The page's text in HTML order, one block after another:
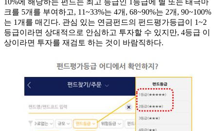
10%에 해당하는 펀드는 최고 등급인 1등급에 별 또는 태극마
크를 5개를 부여하고, 11~33%는 4개, 68~90%는 2개, 90~100%
는 1개를 매긴다. 관심 있는 연금펀드의 펀드평가등급이 1~2
등급이라면 상대적으로 안심하고 투자할 수 있지만, 4등급 이
상이라면 투자를 재검토 하는 것이 바람직하다.